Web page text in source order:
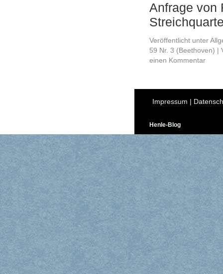
Anfrage von
Veröffentlicht unter
59 Nr. 3 (Beethoven) |
einen Kommentar
Impressum |
Henle-Blog